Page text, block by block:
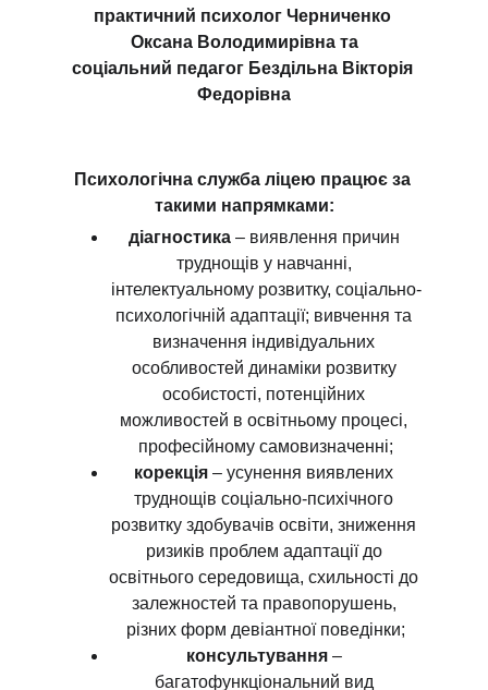
практичний психолог Черниченко
Оксана Володимирівна та
соціальний педагог Бездільна Вікторія
Федорівна
Психологічна служба ліцею працює за
такими напрямками:
діагностика – виявлення причин
труднощів у навчанні,
інтелектуальному розвитку, соціально-
психологічній адаптації; вивчення та
визначення індивідуальних
особливостей динаміки розвитку
особистості, потенційних
можливостей в освітньому процесі,
професійному самовизначенні;
корекція – усунення виявлених
труднощів соціально-психічного
розвитку здобувачів освіти, зниження
ризиків проблем адаптації до
освітнього середовища, схильності до
залежностей та правопорушень,
різних форм девіантної поведінки;
консультування –
багатофункціональний вид